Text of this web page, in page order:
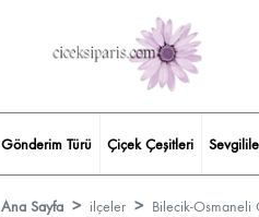
Gönderim Türü Çiçek Çeşitleri
Ana Sayfa ilçeler Bilecik-Osmaneli